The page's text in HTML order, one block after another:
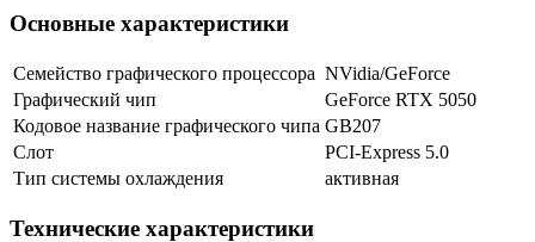
Основные характеристики
Семейство графического процессора NVidia/GeForce
Графический чип
GeForce RTX 5050
Кодовое название графического чипа GB207
Слот
PCI-Express 5.0
Тип системы охлаждения
активная
Технические характеристики